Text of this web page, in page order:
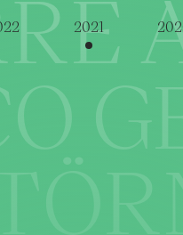
2021